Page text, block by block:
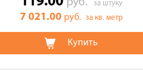
за штуку
7 021.00 руб.за кв. метр
Купить